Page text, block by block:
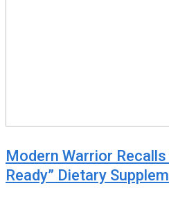
Modern Warrior
Ready” Dietary